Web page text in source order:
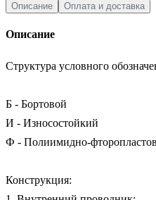
Описание
Оплата и доставка
Описание
Структура условного
Б - Бортовой
И - Износостойкий
Ф - Полиимидно-
Конструкция: